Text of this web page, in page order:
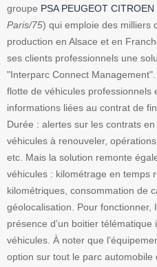
groupe PSA PEUGEOT CITROEN
Paris/75) qui emploie des milliers
production en Alsace et en
ses clients professionnels une
"Interparc Connect
flotte de véhicules professionnels
informations liées au contrat de
Durée : alertes sur les contrats
véhicules à renouveler,
etc. Mais la solution remonte
véhicules : kilométrage en temps
kilométriques, consommation de
géolocalisation. Pour fonctionner,
présence d’un boitier
véhicules. À noter que l’
option sur tout le parc automobile